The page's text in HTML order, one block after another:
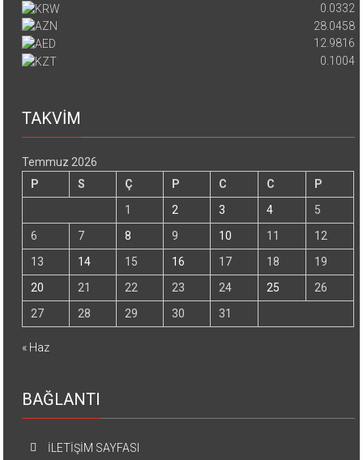
0.0332
28.0458
12.9816
0.1004
TAKVİM
Temmuz 2026
P
S Ç P C C
P
1
2 3 4
5
6
7 8 9 10 11
12
13
14 15 16 17 18
19
20
21 22 23 24 25
26
27
28 29 30 31
« Haz
BAĞLANTI
İLETİŞİM SAYFASI